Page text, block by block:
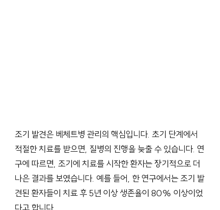
조기 발견은 베체트병 관리의 핵심입니다. 초기 단계에서
적절한 치료를 받으면, 질병의 진행을 늦출 수 있습니다. 연
구에 따르면, 조기에 치료를 시작한 환자는 장기적으로 더
나은 결과를 보였습니다. 예를 들어, 한 연구에서는 조기 발
견된 환자들이 치료 후 5년 이상 생존율이 80% 이상이었